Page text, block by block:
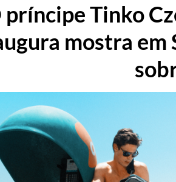
príncipe Tinko
mostra em